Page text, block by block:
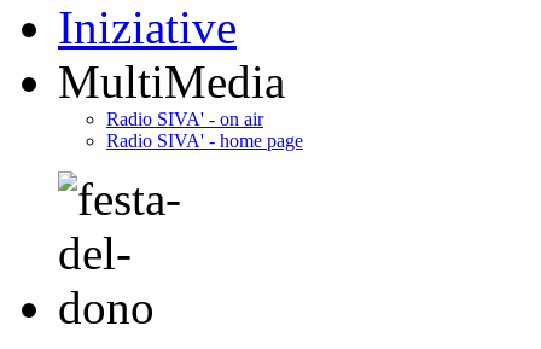
Iniziative
MultiMedia
Radio SIVA' - on air
Radio SIVA' - home page